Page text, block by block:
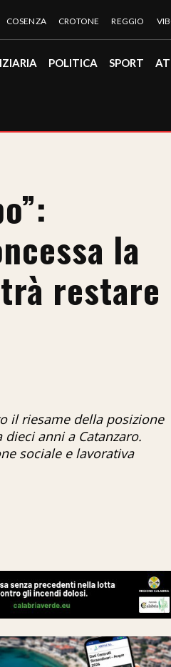
COSENZA CROTONE REGGIO
POLITICA SPORT
la
restare
il riesame della posizione
anni a Catanzaro.
sociale e lavorativa